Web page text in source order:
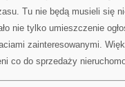
Tu nie będą musieli się
nie tylko umieszczenie
zainteresowanymi.
co do sprzedaży